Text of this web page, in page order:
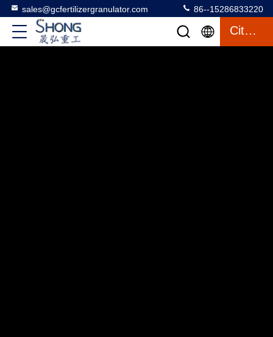
sales@gcfertilizergranulator.com 86--15286833220
Citation